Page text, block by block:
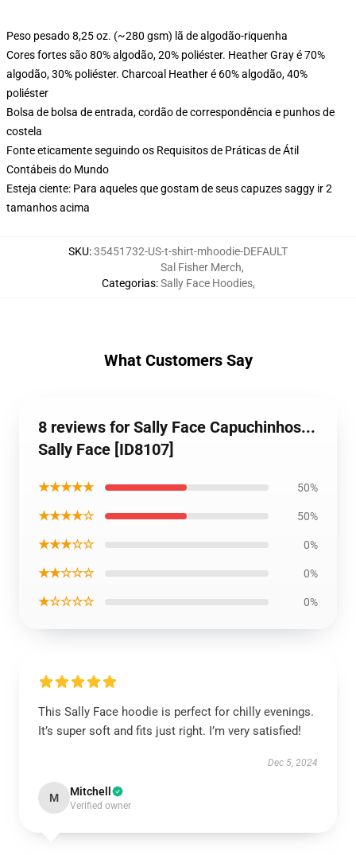
Peso pesado 8,25 oz. (~280 gsm) lã de algodão-riquenha
Cores fortes são 80% algodão, 20% poliéster. Heather Gray é 70%
algodão, 30% poliéster. Charcoal Heather é 60% algodão, 40%
poliéster
Bolsa de bolsa de entrada, cordão de correspondência e punhos de
costela
Fonte eticamente seguindo os Requisitos de Práticas de Átil
Contábeis do Mundo
Esteja ciente: Para aqueles que gostam de seus capuzes saggy ir 2
tamanhos acima
SKU:35451732-US-t-shirt-mhoodie-DEFAULT
Categorias:
Sal Fisher Merch,
Sally Face Hoodies,
What Customers Say
8 reviews for Sally Face Capuchinhos...
Sally Face [ID8107]
★★★★★ 50%
★★★★☆ 50%
★★★☆☆ 0%
★★☆☆☆ 0%
★☆☆☆☆ 0%
This Sally Face hoodie is perfect for chilly evenings.
It’s super soft and fits just right. I’m very satisfied!
Dec 5, 2024
M Mitchell
Verified owner